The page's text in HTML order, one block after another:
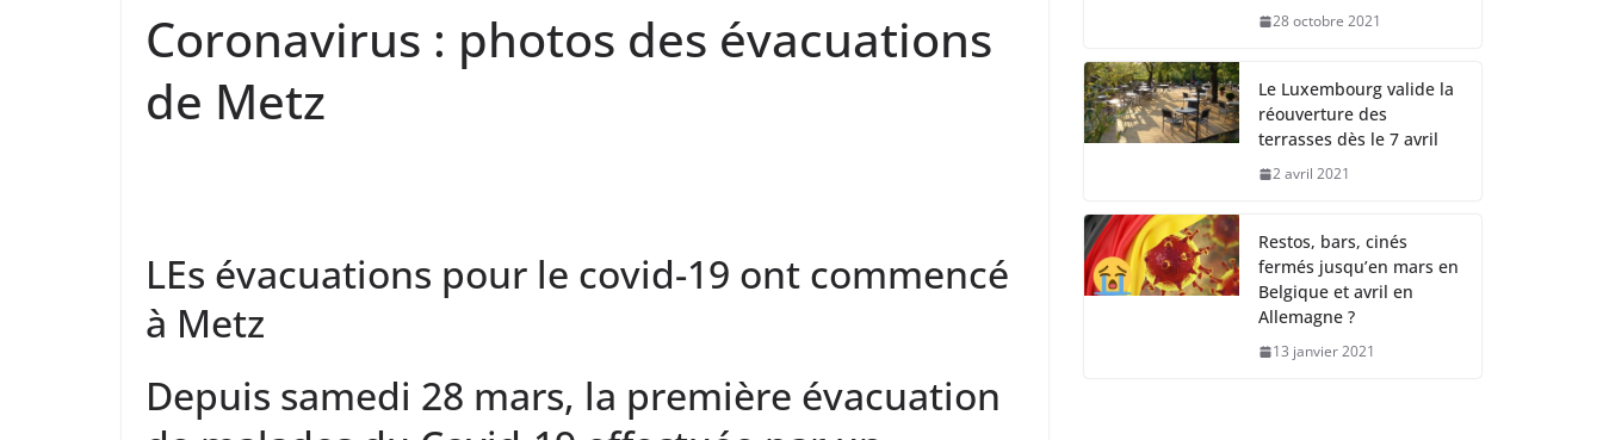
Coronavirus : photos des évacuations
de Metz
LEs évacuations pour le covid-19 ont commencé
à Metz
Depuis samedi 28 mars, la première évacuation
28 octobre 2021
Le Luxembourg valide la
réouverture des
terrasses dès le 7 avril
2 avril 2021
Restos, bars, cinés
fermés jusqu’en mars en
Belgique et avril en
Allemagne ?
13 janvier 2021